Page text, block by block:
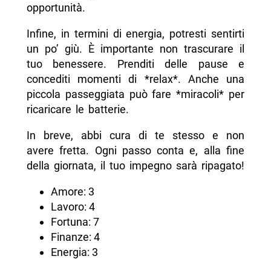
opportunità.
Infine, in termini di energia, potresti sentirti
un po’ giù. È importante non trascurare il
tuo benessere. Prenditi delle pause e
concediti momenti di *relax*. Anche una
piccola passeggiata può fare *miracoli* per
ricaricare le batterie.
In breve, abbi cura di te stesso e non
avere fretta. Ogni passo conta e, alla fine
della giornata, il tuo impegno sarà ripagato!
Amore: 3
Lavoro: 4
Fortuna: 7
Finanze: 4
Energia: 3